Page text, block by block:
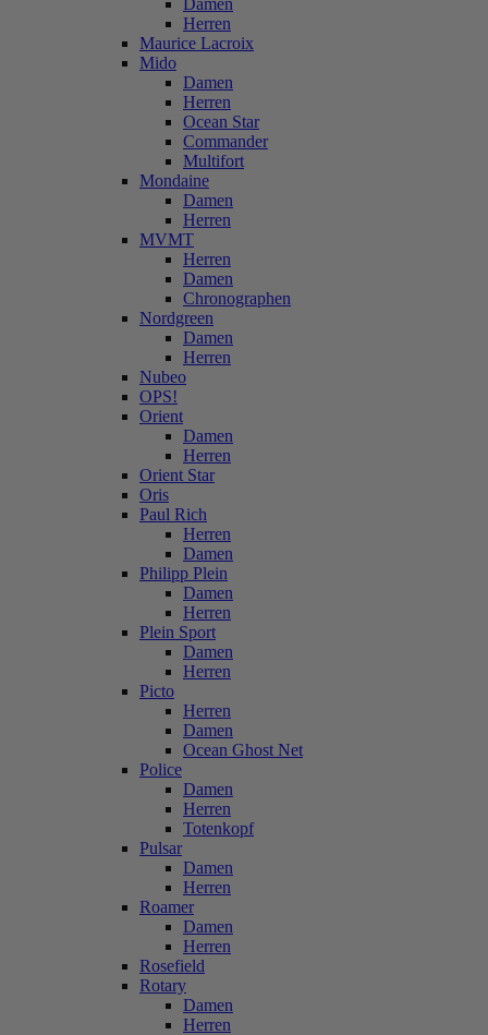
Damen
Herren
Maurice Lacroix
Mido
Damen
Herren
Ocean Star
Commander
Multifort
Mondaine
Damen
Herren
MVMT
Herren
Damen
Chronographen
Nordgreen
Damen
Herren
Nubeo
OPS!
Orient
Damen
Herren
Orient Star
Oris
Paul Rich
Herren
Damen
Philipp Plein
Damen
Herren
Plein Sport
Damen
Herren
Picto
Herren
Damen
Ocean Ghost Net
Police
Damen
Herren
Totenkopf
Pulsar
Damen
Herren
Roamer
Damen
Herren
Rosefield
Rotary
Damen
Herren